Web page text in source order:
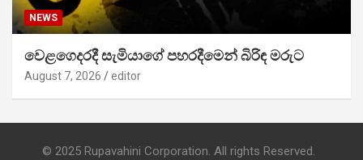
NEWS
වෙළගෙදරදී සැමියාගේ පහරදීමෙන් බිරිඳ මරුට
August 7, 2026 editor
© 2025 Rupavahini Corporation. All rights Reserved.